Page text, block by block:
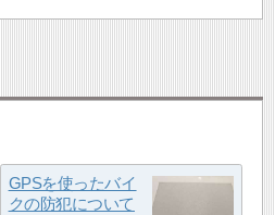
GPSを使ったバイ
クの防犯について